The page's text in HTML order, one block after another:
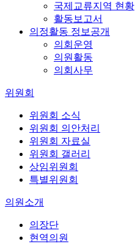
국제교류지역 현황
활동보고서
의정활동 정보공개
의회운영
의원활동
의회사무
위원회
위원회 소식
위원회 의안처리
위원회 자료실
위원회 갤러리
상임위원회
특별위원회
의원소개
의장단
현역의원